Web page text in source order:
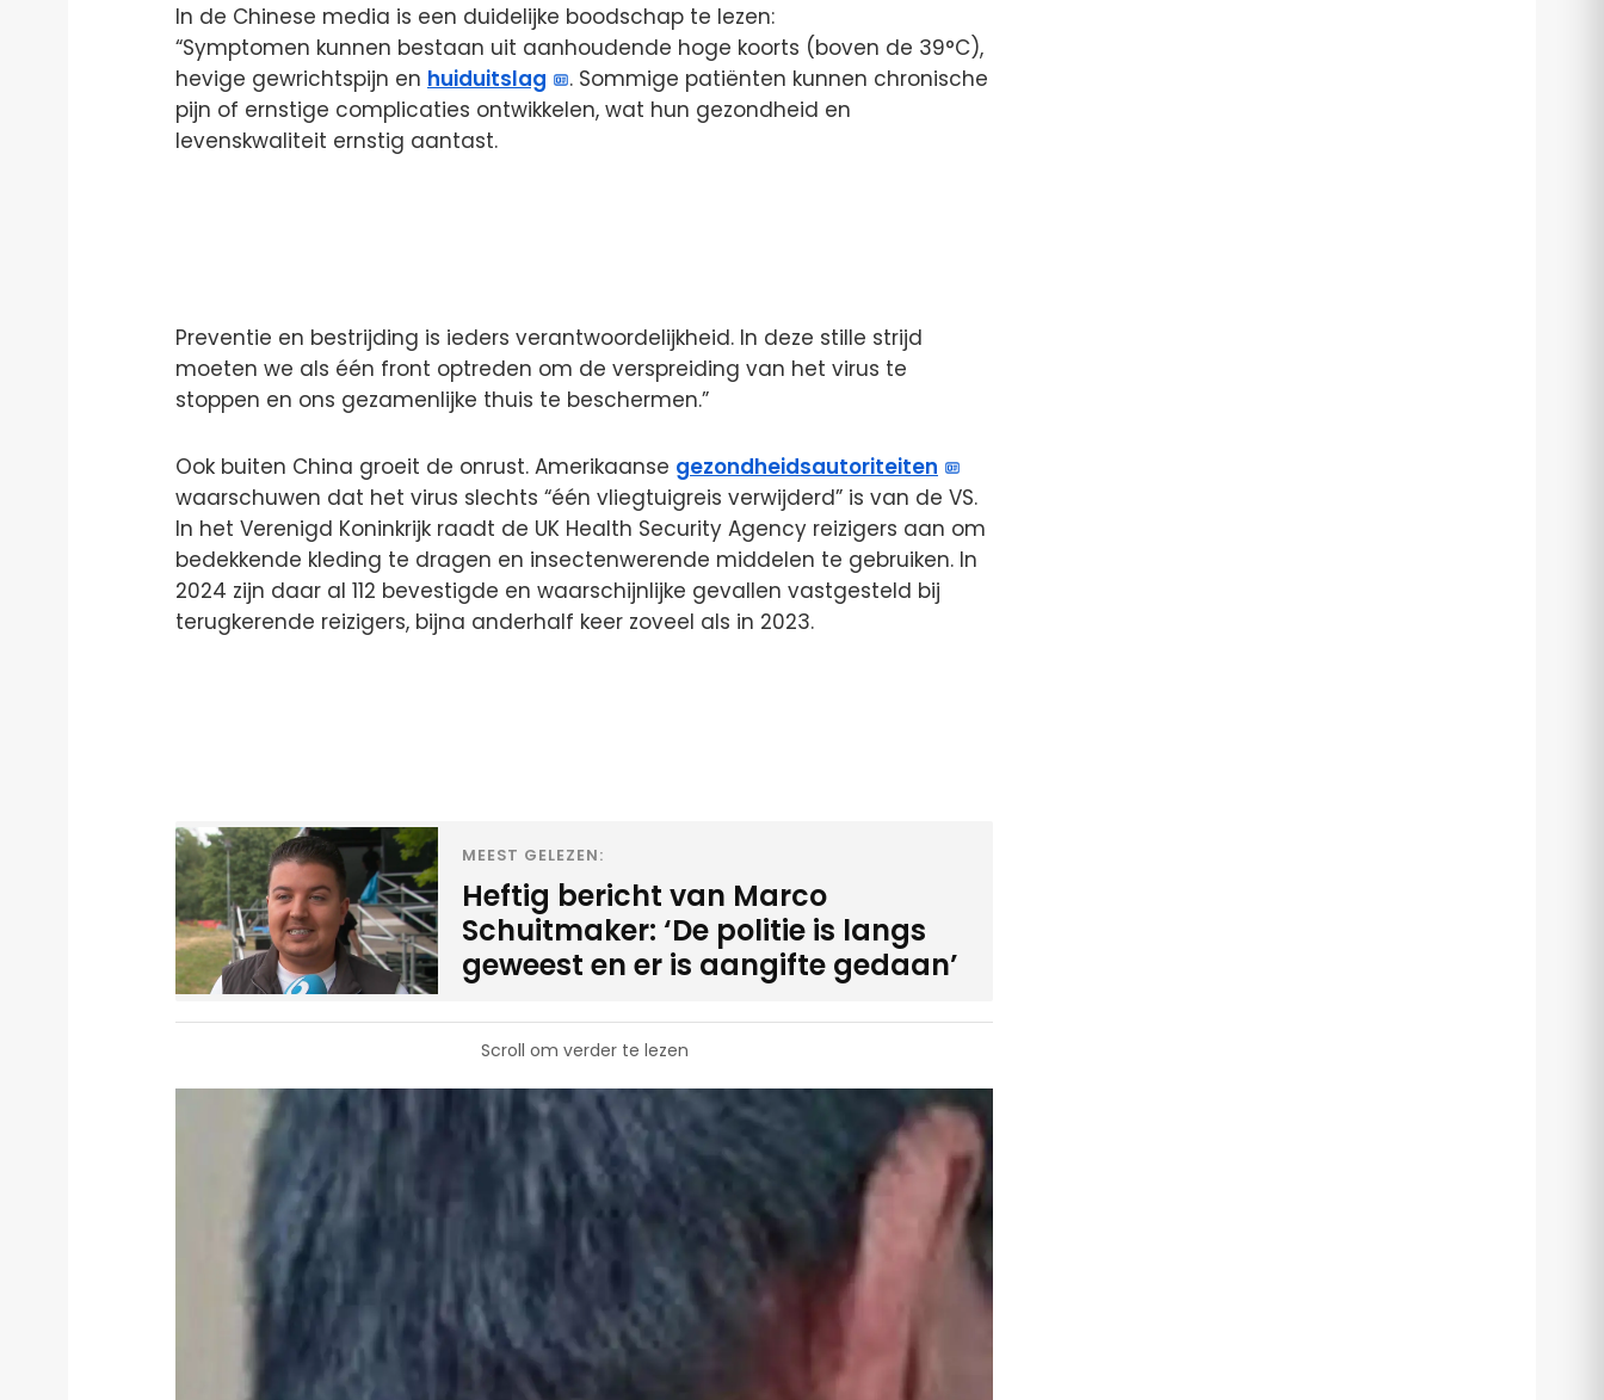
In de Chinese media is een duidelijke boodschap te lezen:
“Symptomen kunnen bestaan uit aanhoudende hoge koorts (boven de 39°C),
hevige gewrichtspijn en huiduitslag
. Sommige patiënten kunnen chronische
pijn of ernstige complicaties ontwikkelen, wat hun gezondheid en
levenskwaliteit ernstig aantast.
Preventie en bestrijding is ieders verantwoordelijkheid. In deze stille strijd
moeten we als één front optreden om de verspreiding van het virus te
stoppen en ons gezamenlijke thuis te beschermen.”
Ook buiten China groeit de onrust. Amerikaanse gezondheidsautoriteiten
waarschuwen dat het virus slechts “één vliegtuigreis verwijderd” is van de VS.
In het Verenigd Koninkrijk raadt de UK Health Security Agency reizigers aan om
bedekkende kleding te dragen en insectenwerende middelen te gebruiken. In
2024 zijn daar al 112 bevestigde en waarschijnlijke gevallen vastgesteld bij
terugkerende reizigers, bijna anderhalf keer zoveel als in 2023.
MEEST GELEZEN:
Heftig bericht van Marco
Schuitmaker: ‘De politie is langs
geweest en er is aangifte gedaan’
Scroll om verder te lezen